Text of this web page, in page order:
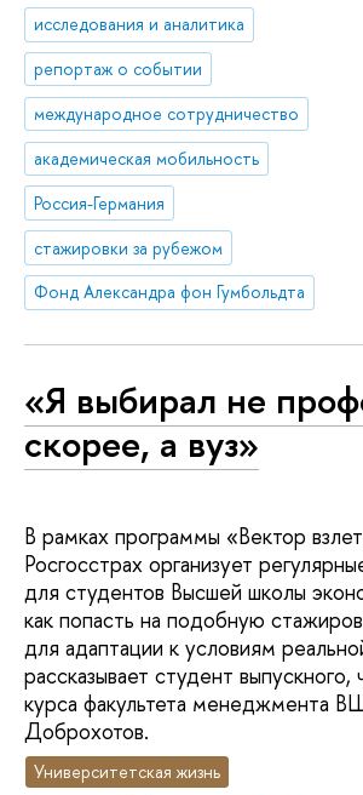
исследования и аналитика
репортаж о событии
международное сотрудничество
академическая мобильность
Россия-Германия
стажировки за рубежом
Фонд Александра фон Гумбольдта
«Я выбирал не
скорее, а вуз»
В рамках программы «Вектор
Росгосстрах организует
для студентов Высшей школы
как попасть на подобную
для адаптации к условиям
рассказывает студент выпускного,
курса факультета менеджмента
Доброхотов.
Университетская жизнь